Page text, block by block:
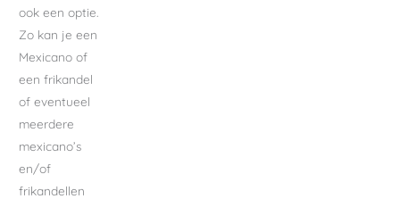
ook een optie.
Zo kan je een
Mexicano of
een frikandel
of eventueel
meerdere
mexicano’s
en/of
frikandellen